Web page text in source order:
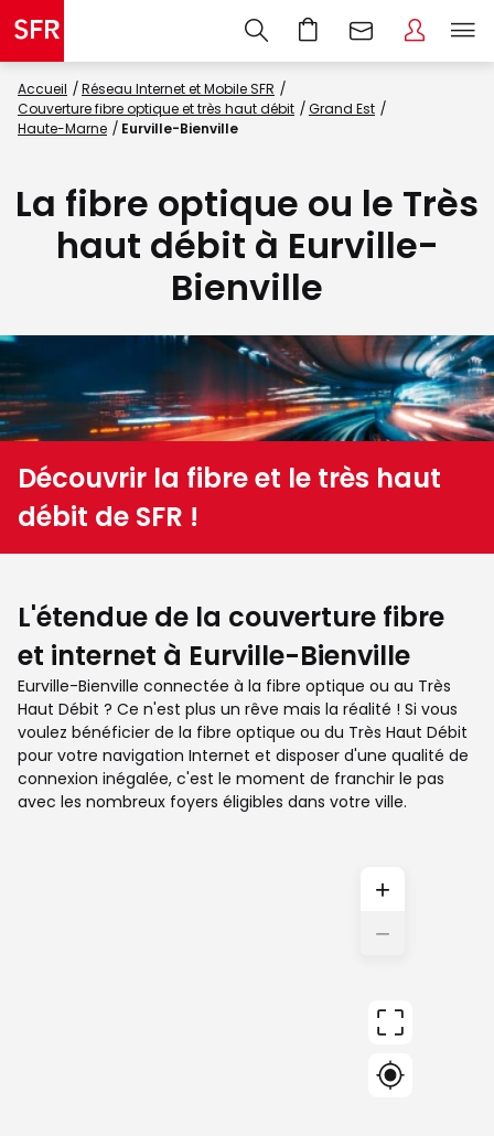
Accueil
Réseau Internet et Mobile SFR
Couverture fibre optique et très haut débit
Grand Est
Haute-Marne
Eurville-Bienville
La fibre optique ou le Très
haut débit à Eurville-
Bienville
Découvrir la fibre et le très haut
débit de SFR !
L'étendue de la couverture fibre
et internet à Eurville-Bienville
Eurville-Bienville connectée à la fibre optique ou au Très
Haut Débit ? Ce n'est plus un rêve mais la réalité ! Si vous
voulez bénéficier de la fibre optique ou du Très Haut Débit
pour votre navigation Internet et disposer d'une qualité de
connexion inégalée, c'est le moment de franchir le pas
avec les nombreux foyers éligibles dans votre ville.
+
−